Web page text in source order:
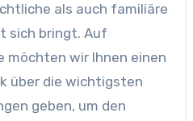
als auch familiäre
sich bringt. Auf
wir Ihnen einen
über die wichtigsten
geben, um den